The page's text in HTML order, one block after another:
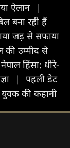
ऐलान |
बना रही हैं
जड़ से सफाया
की उम्मीद से
नेपाल हिंसा: धीरे-
|
पहली डेट
की कहानी